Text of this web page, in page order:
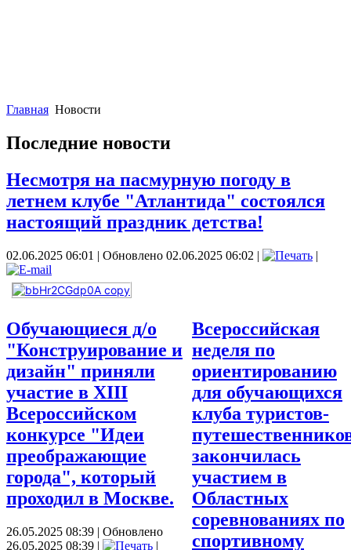
Главная Новости
Последние новости
Несмотря на пасмурную погоду в
летнем клубе "Атлантида" состоялся
настоящий праздник детства!
02.06.2025 06:01 | Обновлено 02.06.2025 06:02 | |
Обучающиеся д/о
"Конструирование и
дизайн" приняли
участие в XIII
Всероссийском
конкурсе "Идеи
преображающие
города", который
проходил в Москве.
26.05.2025 08:39 | Обновлено
26.05.2025 08:39 | |
Всероссийская
неделя по
ориентированию
для обучающихся
клуба туристов-
закончилась
участием в
Областных
соревнованиях по
спортивному